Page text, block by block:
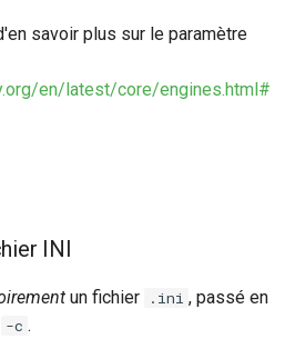
savoir plus sur le paramètre
en/latest/core/engines.html#
INI
un fichier .ini , passé en
-c .